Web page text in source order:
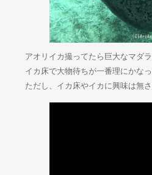
アオリイカ撮ってたら巨大なマダラ
イカ床で大物待ちが一番理にかなっ
ただし、イカ床やイカに興味は無